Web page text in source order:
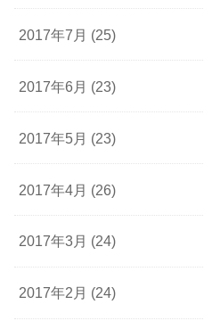
2017年7月 (25)
2017年6月 (23)
2017年5月 (23)
2017年4月 (26)
2017年3月 (24)
2017年2月 (24)